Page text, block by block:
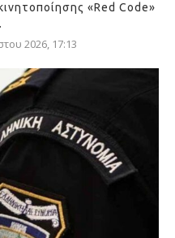
«Red Code»
2026, 17:13